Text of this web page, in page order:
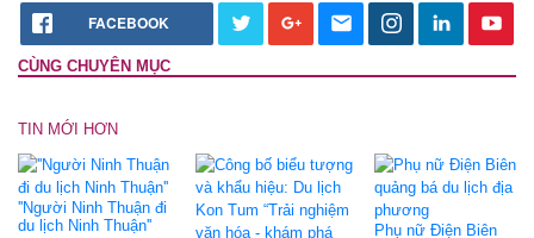
FACEBOOK
CÙNG CHUYÊN MỤC
TIN MỚI HƠN
''Người Ninh Thuận đi
du lịch Ninh Thuận''
Phụ nữ Điện Biên